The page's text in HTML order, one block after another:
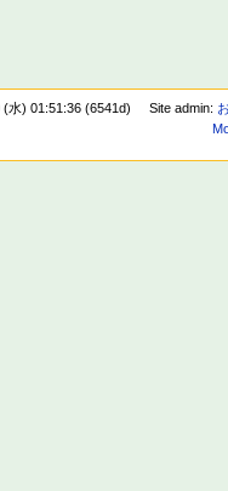
水) 01:51:36 (6541d) Site admin: